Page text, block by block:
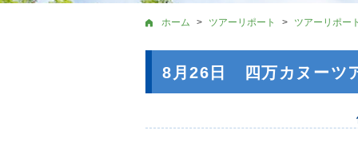
ホーム ツアーリポート ツアーリポー
8月26日 四万カヌーツ